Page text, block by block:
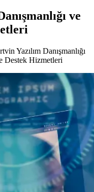
ve
Yazılım Danışmanlığı
Destek Hizmetleri